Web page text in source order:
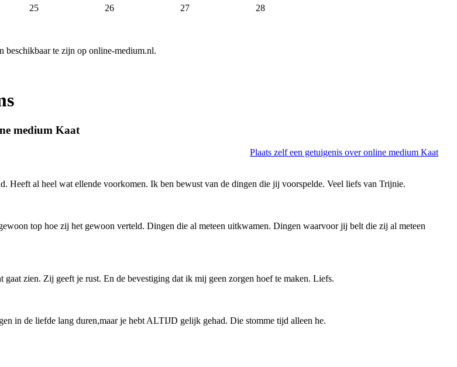
25 26 27
28
beschikbaar te zijn op online-medium.nl.
medium Kaat
Plaats zelf een getuigenis over online medium Kaat
Heeft al heel wat ellende voorkomen. Ik ben bewust van de dingen die jij voorspelde. Veel liefs van Trijnie.
top hoe zij het gewoon verteld. Dingen die al meteen uitkwamen. Dingen waarvoor jij belt die zij al meteen
zien. Zij geeft je rust. En de bevestiging dat ik mij geen zorgen hoef te maken. Liefs.
in de liefde lang duren,maar je hebt ALTIJD gelijk gehad. Die stomme tijd alleen he.